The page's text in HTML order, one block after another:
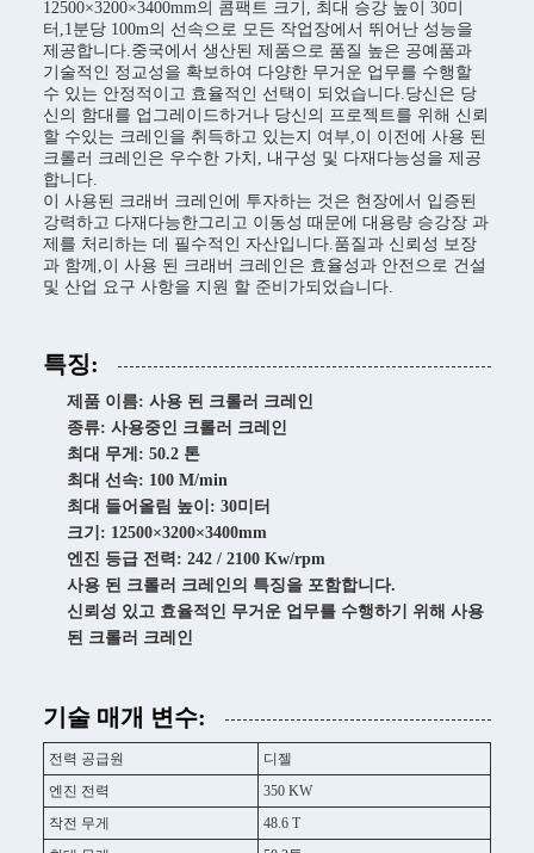
12500×3200×3400mm의 콤팩트 크기, 최대 승강 높이 30미
터,1분당 100m의 선속으로 모든 작업장에서 뛰어난 성능을
제공합니다.중국에서 생산된 제품으로 품질 높은 공예품과
기술적인 정교성을 확보하여 다양한 무거운 업무를 수행할
수 있는 안정적이고 효율적인 선택이 되었습니다.당신은 당
신의 함대를 업그레이드하거나 당신의 프로젝트를 위해 신뢰
할 수있는 크레인을 취득하고 있는지 여부,이 이전에 사용 된
크롤러 크레인은 우수한 가치, 내구성 및 다재다능성을 제공
합니다.
이 사용된 크래버 크레인에 투자하는 것은 현장에서 입증된
강력하고 다재다능한그리고 이동성 때문에 대용량 승강장 과
제를 처리하는 데 필수적인 자산입니다.품질과 신뢰성 보장
과 함께,이 사용 된 크래버 크레인은 효율성과 안전으로 건설
및 산업 요구 사항을 지원 할 준비가되었습니다.
특징:
제품 이름: 사용 된 크롤러 크레인
종류: 사용중인 크롤러 크레인
최대 무게: 50.2 톤
최대 선속: 100 M/min
최대 들어올림 높이: 30미터
크기: 12500×3200×3400mm
엔진 등급 전력: 242 / 2100 Kw/rpm
사용 된 크롤러 크레인의 특징을 포함합니다.
신뢰성 있고 효율적인 무거운 업무를 수행하기 위해 사용
된 크롤러 크레인
기술 매개 변수:
전력 공급원
디젤
엔진 전력
350 KW
작전 무게
48.6 T